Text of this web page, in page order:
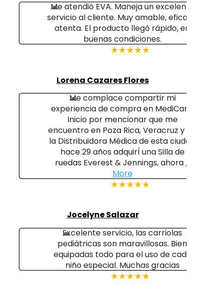
Me atendió EVA. Maneja un excelente
servicio al cliente. Muy amable, eficaz y
atenta. El producto llegó rápido, en
buenas condiciones.
★★★★★
Lorena Cazares Flores
Me complace compartir mi
experiencia de compra en MediCare.
Inicio por mencionar que me
encuentro en Poza Rica, Veracruz y en
la Distribuidora Médica de esta ciudad
hace 29 años adquirÍ una Silla de
ruedas Everest & Jennings, ahora…
More
★★★★★
Jocelyne Salazar
Excelente servicio, las carriolas
pediátricas son maravillosas. Bien
equipadas todo para el uso de cada
niño especial. Muchas gracias
★★★★★